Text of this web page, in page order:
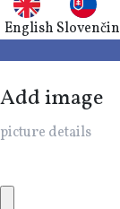
English
Add image